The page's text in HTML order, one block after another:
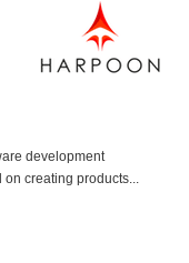
development
on creating products...